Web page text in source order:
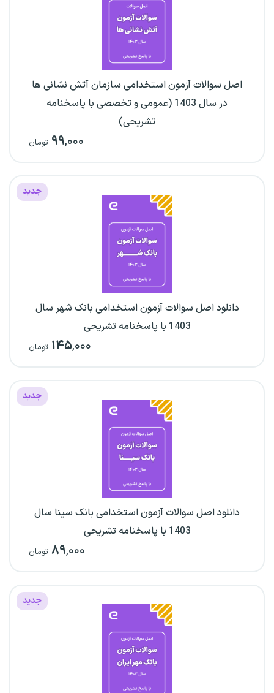
اصل سوالات آزمون استخدامی سازمان آتش نشانی ها
در سال 1403 (عمومی و تخصصی با پاسخنامه
تشریحی)
۹۹,۰۰۰ تومان
جدید
دانلود اصل سوالات آزمون استخدامی بانک شهر سال
1403 با پاسخنامه تشریحی
۱۴۵,۰۰۰ تومان
جدید
دانلود اصل سوالات آزمون استخدامی بانک سینا سال
1403 با پاسخنامه تشریحی
۸۹,۰۰۰ تومان
جدید